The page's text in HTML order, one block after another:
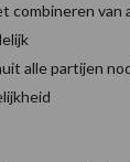
combineren van
alle partijen